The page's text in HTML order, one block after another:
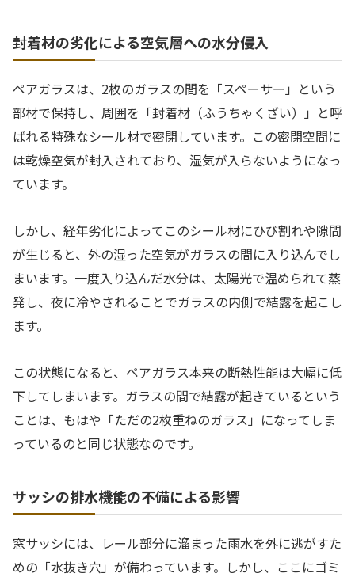
封着材の劣化による空気層への水分侵入
ペアガラスは、2枚のガラスの間を「スペーサー」という
部材で保持し、周囲を「封着材（ふうちゃくざい）」と呼
ばれる特殊なシール材で密閉しています。この密閉空間に
は乾燥空気が封入されており、湿気が入らないようになっ
ています。
しかし、経年劣化によってこのシール材にひび割れや隙間
が生じると、外の湿った空気がガラスの間に入り込んでし
まいます。一度入り込んだ水分は、太陽光で温められて蒸
発し、夜に冷やされることでガラスの内側で結露を起こし
ます。
この状態になると、ペアガラス本来の断熱性能は大幅に低
下してしまいます。ガラスの間で結露が起きているという
ことは、もはや「ただの2枚重ねのガラス」になってしま
っているのと同じ状態なのです。
サッシの排水機能の不備による影響
窓サッシには、レール部分に溜まった雨水を外に逃がすた
めの「水抜き穴」が備わっています。しかし、ここにゴミ